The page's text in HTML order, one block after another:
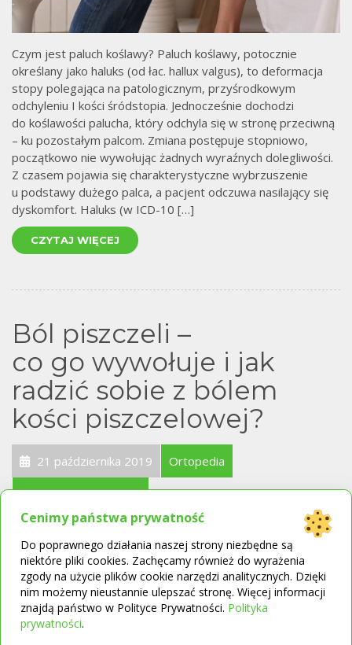
Czym jest paluch koślawy? Paluch koślawy, potocznie
określany jako haluks (od łac. hallux valgus), to deformacja
stopy polegająca na patologicznym, przyśrodkowym
odchyleniu I kości śródstopia. Jednocześnie dochodzi
do koślawości palucha, który odchyla się w stronę przeciwną
– ku pozostałym palcom. Zmiana postępuje stopniowo,
początkowo nie wywołując żadnych wyraźnych dolegliwości.
Z czasem pojawia się charakterystyczne wybrzuszenie
u podstawy dużego palca, a pacjent odczuwa nasilający się
dyskomfort. Haluks (w ICD-10 […]
CZYTAJ WIĘCEJ
Ból piszczeli –
co go wywołuje i jak
radzić sobie z bólem
kości piszczelowej?
21 października 2019 Ortopedia
Wkładki ortopedyczne
Cenimy państwa prywatność
Do poprawnego działania naszej strony niezbędne są
niektóre pliki cookies. Zachęcamy również do wyrażenia
zgody na użycie plików cookie narzędzi analitycznych. Dzięki
nim możemy nieustannie ulepszać stronę. Więcej informacji
znajdą państwo w Polityce Prywatności. Polityka
prywatności.